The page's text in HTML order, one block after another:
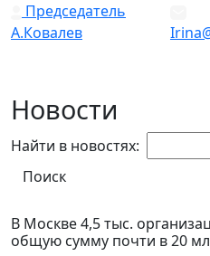
Председатель
А.Ковалев
Новости
Найти в новостях:
В Москве 4,5 тыс.
общую сумму почти в 20